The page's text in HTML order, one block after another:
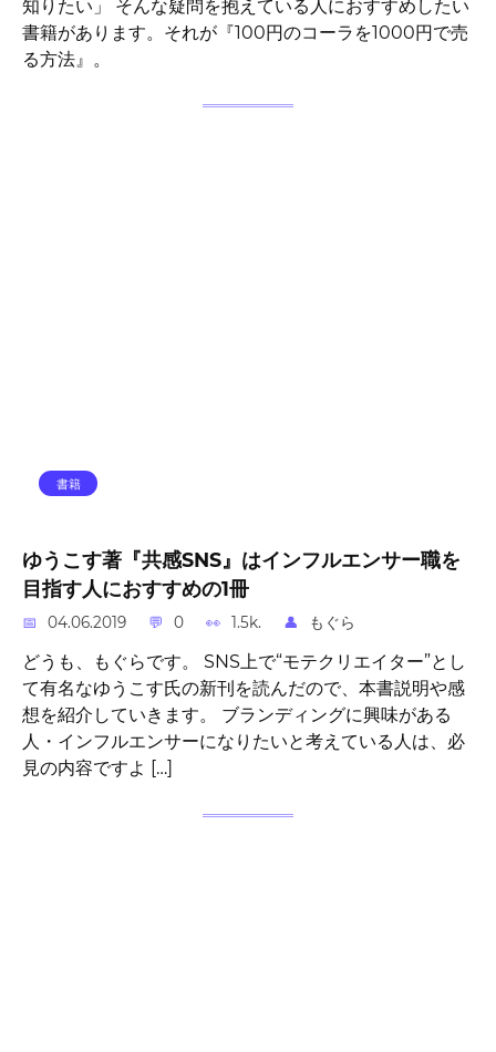
知りたい」 そんな疑問を抱えている人におすすめしたい
書籍があります。それが『100円のコーラを1000円で売
る方法』。
書籍
ゆうこす著『共感SNS』はインフルエンサー職を
目指す人におすすめの1冊
04.06.2019 0 1.5k. もぐら
どうも、もぐらです。 SNS上で“モテクリエイター”とし
て有名なゆうこす氏の新刊を読んだので、本書説明や感
想を紹介していきます。 ブランディングに興味がある
人・インフルエンサーになりたいと考えている人は、必
見の内容ですよ […]